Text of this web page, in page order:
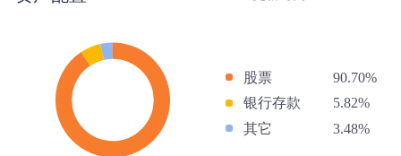
股票
90.70%
银行存款
5.82%
其它
3.48%